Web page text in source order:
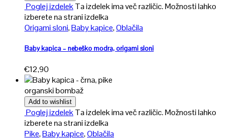
Poglej izdelekTa izdelek ima več različic. Možnosti lahko
izberete na strani izdelka
Origami sloni,Baby kapice,Oblačila
Baby kapica – nebeško modra, origami sloni
€12,90
organski bombaž
Add to wishlist
Poglej izdelekTa izdelek ima več različic. Možnosti lahko
izberete na strani izdelka
Pike,Baby kapice,Oblačila